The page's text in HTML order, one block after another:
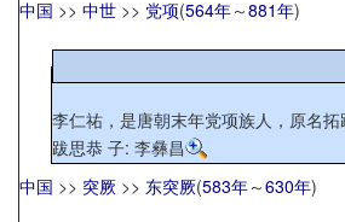
中国 >> 中世 >> 党项(564年～881年)
李仁祐，是唐朝末年党项族人，原名拓
跋思恭 子: 李彝昌
中国 >> 突厥 >> 东突厥(583年～630年)